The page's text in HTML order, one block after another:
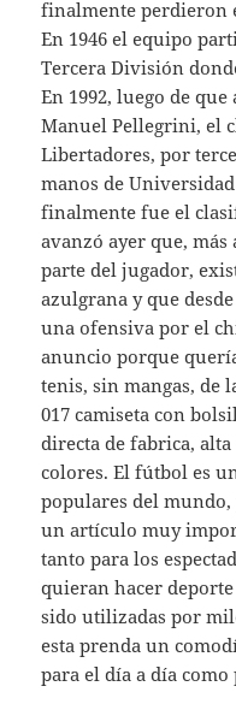
finalmente perdieron
En 1946 el equipo
Tercera División
En 1992, luego de
Manuel Pellegrini, el
Libertadores, por
manos de
finalmente fue el
avanzó ayer que,
parte del jugador,
azulgrana y que
una ofensiva por el
anuncio porque
tenis, sin mangas, de
017 camiseta con
directa de fabrica,
colores. El fútbol es
populares del
un artículo muy
tanto para los
quieran hacer
sido utilizadas por
esta prenda un
para el día a día como